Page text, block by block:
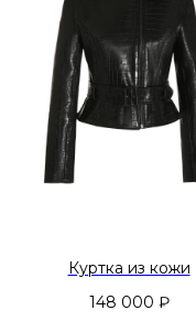
Куртка из кожи
148 000 ₽